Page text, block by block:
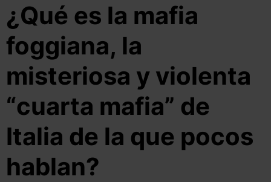
¿Qué es la mafia
foggiana, la
misteriosa y violenta
“cuarta mafia” de
Italia de la que pocos
hablan?